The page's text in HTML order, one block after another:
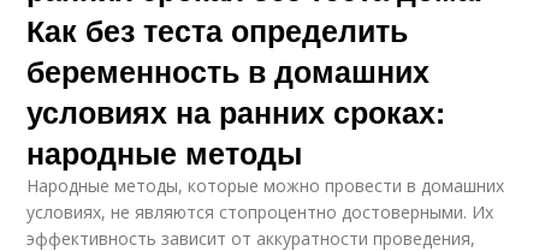
Как без теста определить
беременность в домашних
условиях на ранних сроках:
народные методы
Народные методы, которые можно провести в домашних
условиях, не являются стопроцентно достоверными. Их
эффективность зависит от аккуратности проведения,